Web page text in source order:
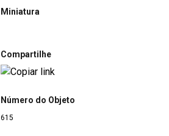
Miniatura
Compartilhe
Número do Objeto
615